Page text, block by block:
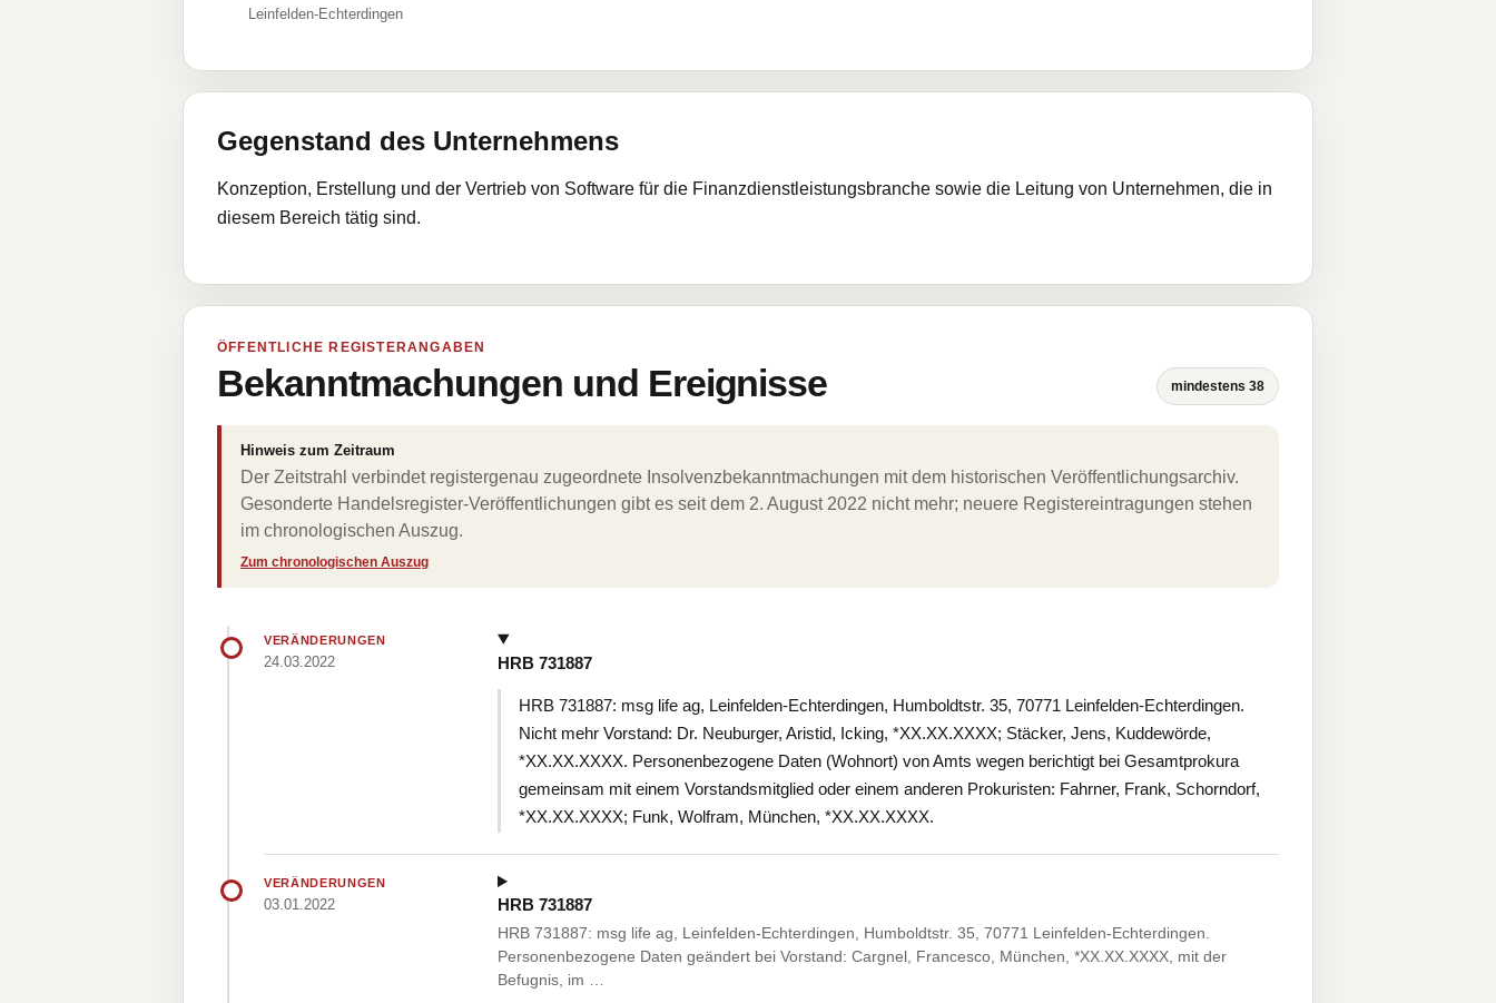
Leinfelden-Echterdingen
Gegenstand des Unternehmens
Konzeption, Erstellung und der Vertrieb von Software für die Finanzdienstleistungsbranche sowie die Leitung von Unternehmen, die in
diesem Bereich tätig sind.
ÖFFENTLICHE REGISTERANGABEN
Bekanntmachungen und Ereignisse mindestens 38
Hinweis zum Zeitraum
Der Zeitstrahl verbindet registergenau zugeordnete Insolvenzbekanntmachungen mit dem historischen Veröffentlichungsarchiv.
Gesonderte Handelsregister-Veröffentlichungen gibt es seit dem 2. August 2022 nicht mehr; neuere Registereintragungen stehen
im chronologischen Auszug.
Zum chronologischen Auszug
VERÄNDERUNGEN
24.03.2022 HRB 731887
HRB 731887: msg life ag, Leinfelden-Echterdingen, Humboldtstr. 35, 70771 Leinfelden-Echterdingen.
Nicht mehr Vorstand: Dr. Neuburger, Aristid, Icking, *XX.XX.XXXX; Stäcker, Jens, Kuddewörde,
*XX.XX.XXXX. Personenbezogene Daten (Wohnort) von Amts wegen berichtigt bei Gesamtprokura
gemeinsam mit einem Vorstandsmitglied oder einem anderen Prokuristen: Fahrner, Frank, Schorndorf,
*XX.XX.XXXX; Funk, Wolfram, München, *XX.XX.XXXX.
VERÄNDERUNGEN
03.01.2022 HRB 731887
HRB 731887: msg life ag, Leinfelden-Echterdingen, Humboldtstr. 35, 70771 Leinfelden-Echterdingen.
Personenbezogene Daten geändert bei Vorstand: Cargnel, Francesco, München, *XX.XX.XXXX, mit der
Befugnis, im …